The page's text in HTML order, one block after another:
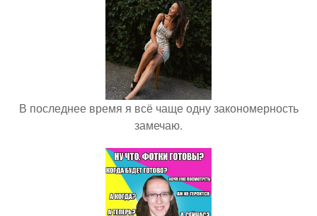
В последнее время я всё чаще одну закономерность
замечаю.